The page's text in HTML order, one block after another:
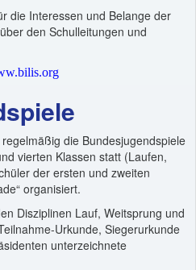
die Interessen und Belange der
den Schulleitungen und
die Bundesjugendspiele
vierten Klassen statt (Laufen,
der ersten und zweiten
organisiert.
Disziplinen Lauf, Weitsprung und
Urkunde, Siegerurkunde
unterzeichnete